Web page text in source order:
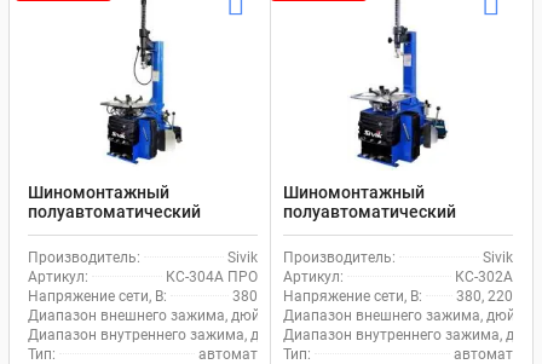
Шиномонтажный
полуавтоматический
станок Sivik КС-304А ПРО
для легкового транспорта
Производитель:
Sivik
Артикул:
КС-304А ПРО
Напряжение сети, В:
380
Диапазон внешнего зажима, дюйм:
12-28
Диапазон внутреннего зажима, дюйм: 14-30
Тип:
автомат
Шиномонтажный
полуавтоматический
станок Sivik КС-302А для
легкового транспорта
Производитель:
Sivik
Артикул:
КС-302А
Напряжение сети, В:
380, 220
Диапазон внешнего зажима, дюйм:
Диапазон внутреннего зажима,
Тип:
автомат